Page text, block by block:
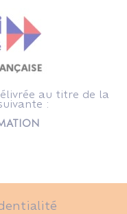
au titre de la
: